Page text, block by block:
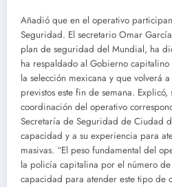
Añadió que en el operativo
Seguridad. El secretario Omar
plan de seguridad del Mundial, ha
ha respaldado al Gobierno
la selección mexicana y que volverá
previstos este fin de semana.
coordinación del operativo
Secretaría de Seguridad de Ciudad
capacidad y a su experiencia para
masivas. “El peso fundamental del
la policía capitalina por el número
capacidad para atender este tipo de